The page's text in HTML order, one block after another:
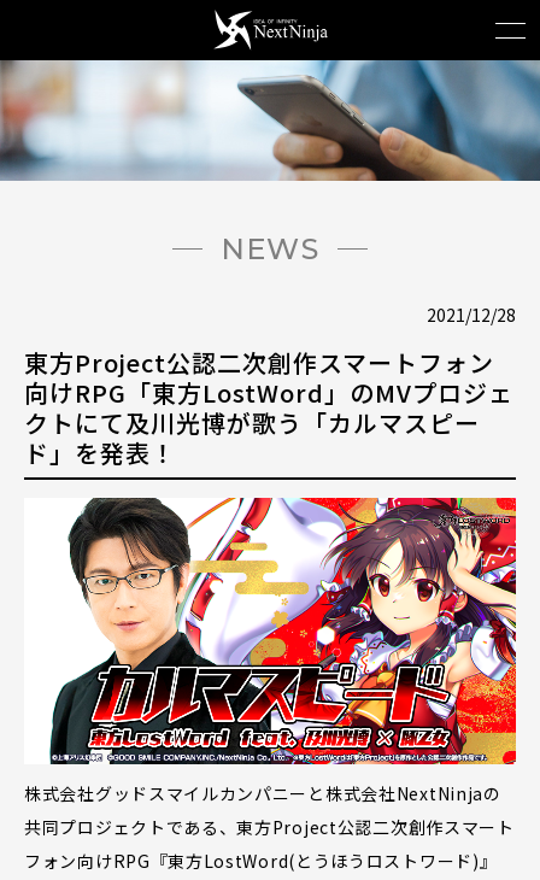
NEWS
2021/12/28
東方Project公認二次創作スマートフォン
向けRPG「東方LostWord」のMVプロジェ
クトにて及川光博が歌う「カルマスピー
ド」を発表！
株式会社グッドスマイルカンパニーと株式会社NextNinjaの
共同プロジェクトである、東方Project公認二次創作スマート
フォン向けRPG『東方LostWord(とうほうロストワード)』